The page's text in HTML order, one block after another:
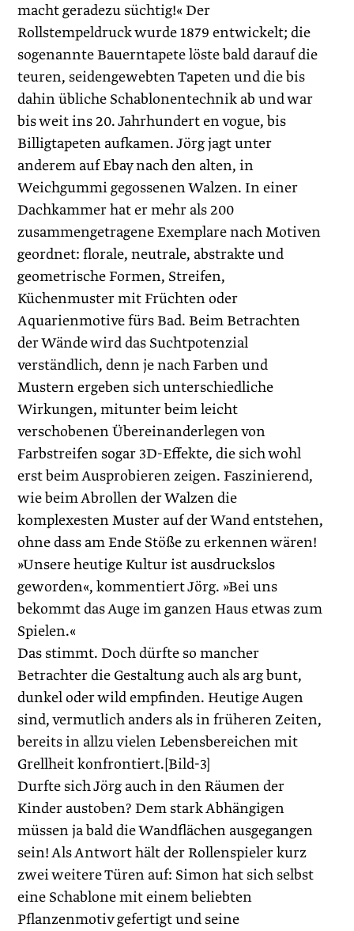
macht geradezu süchtig!« Der
Rollstempeldruck wurde 1879 entwickelt; die
sogenannte Bauerntapete löste bald darauf die
teuren, seidengewebten Tapeten und die bis
dahin übliche Schablonentechnik ab und war
bis weit ins 20. Jahrhundert en vogue, bis
Billigtapeten aufkamen. Jörg jagt unter
anderem auf Ebay nach den alten, in
Weichgummi gegossenen Walzen. In einer
Dachkammer hat er mehr als 200
zusammengetragene Exem­plare nach Motiven
geordnet: florale, neutrale, abstrakte und
geometrische Formen, Streifen,
Küchenmuster mit Früchten oder
Aquarienmotive fürs Bad. Beim Betrachten
der Wände wird das Suchtpotenzial
verständlich, denn je nach Farben und
Mustern ergeben sich unterschiedliche
Wirkungen, mitunter beim leicht
verschobenen Überein­anderlegen von
Farbstreifen sogar 3D-Effekte, die sich wohl
erst beim Ausprobieren zeigen. Faszinierend,
wie beim Abrollen der Walzen die
komplexesten Muster auf der Wand entstehen,
ohne dass am Ende Stöße zu erkennen wären!
»Unsere heutige Kultur ist ausdruckslos
geworden«, kommentiert Jörg. »Bei uns
bekommt das Auge im ganzen Haus etwas zum
Spielen.«
Das stimmt. Doch dürfte so mancher
Betrachter die Gestaltung auch als arg bunt,
dunkel oder wild empfinden. Heutige Augen
sind, vermutlich anders als in früheren Zeiten,
bereits in allzu vielen Lebensbereichen mit
Grellheit konfrontiert.[Bild-3]
Durfte sich Jörg auch in den Räumen der
Kinder austoben? Dem stark Abhängigen
müssen ja bald die Wandflächen ausgegangen
sein! Als Antwort hält der Rollenspieler kurz
zwei weitere Türen auf: Simon hat sich selbst
eine Schablone mit einem beliebten
Pflanzenmotiv gefertigt und seine